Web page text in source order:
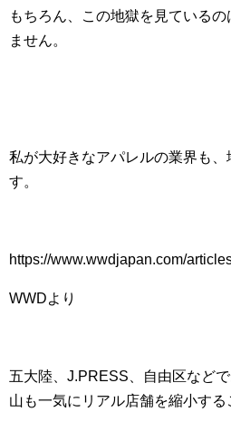
もちろん、この地獄を見ている
ません。
私が大好きなアパレルの業界も、
す。
https://www.wwdjapan.com/
WWDより
五大陸、J.PRESS、自由区など
山も一気にリアル店舗を縮小する